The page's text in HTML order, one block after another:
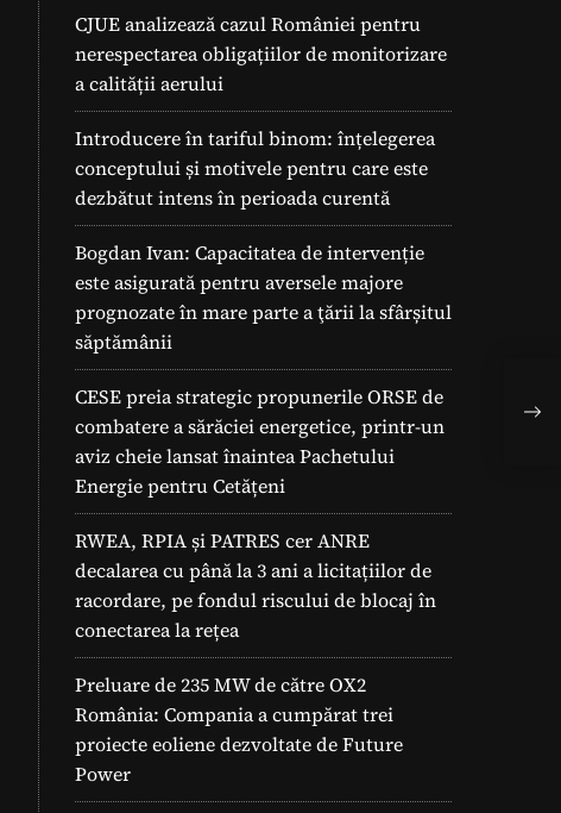
CJUE analizează cazul României pentru
nerespectarea obligațiilor de monitorizare
a calității aerului
Introducere în tariful binom: înțelegerea
conceptului și motivele pentru care este
dezbătut intens în perioada curentă
Bogdan Ivan: Capacitatea de intervenție
este asigurată pentru aversele majore
prognozate în mare parte a ţării la sfârșitul
săptămânii
CESE preia strategic propunerile ORSE de
combatere a sărăciei energetice, printr-un
aviz cheie lansat înaintea Pachetului
Energie pentru Cetățeni
RWEA, RPIA și PATRES cer ANRE
decalarea cu până la 3 ani a licitațiilor de
racordare, pe fondul riscului de blocaj în
conectarea la rețea
Preluare de 235 MW de către OX2
România: Compania a cumpărat trei
proiecte eoliene dezvoltate de Future
Power
în